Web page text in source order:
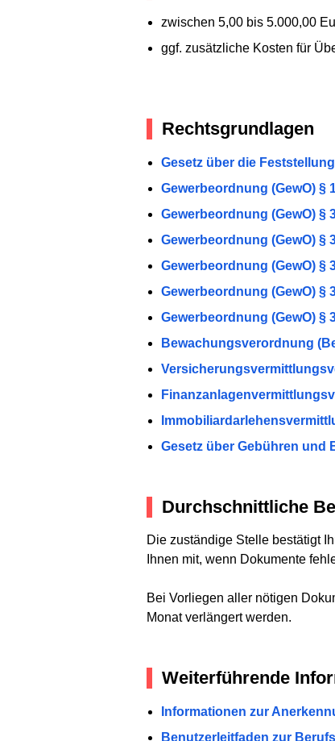
zwischen 5,00 bis 5.000,00
ggf. zusätzliche Kosten für
Rechtsgrundlagen
Gesetz über die
Gewerbeordnung (GewO) §
Gewerbeordnung (GewO) §
Gewerbeordnung (GewO) §
Gewerbeordnung (GewO) §
Gewerbeordnung (GewO) §
Gewerbeordnung (GewO) §
Bewachungsverordnung
Gesetz über Gebühren und
Durchschnittliche
Die zuständige Stelle bestätigt
Ihnen mit, wenn Dokumente
Bei Vorliegen aller nötigen
Monat verlängert werden.
Weiterführende
Informationen zur
Benutzerleitfaden zur